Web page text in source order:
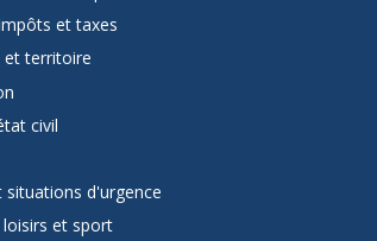
et taxes
et territoire
civil
situations d'urgence
et sport